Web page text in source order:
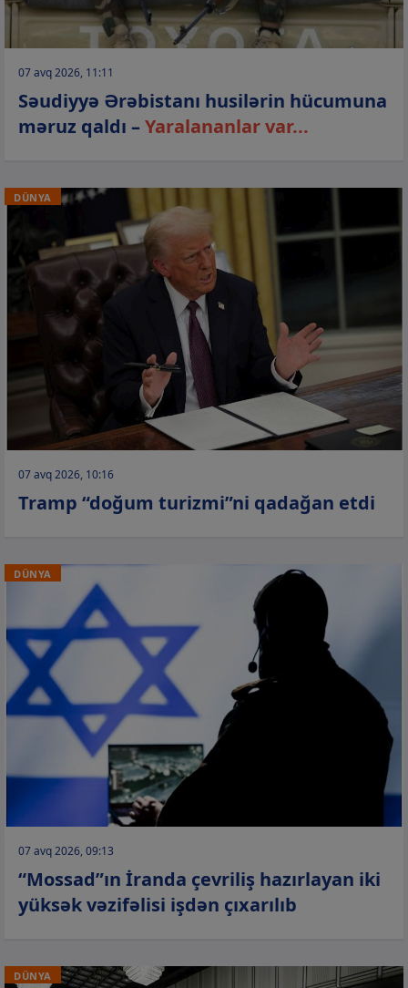
07 avq 2026, 11:11
Səudiyyə Ərəbistanı husilərin hücumuna
məruz qaldı –Yaralananlar var...
DÜNYA
07 avq 2026, 10:16
Tramp “doğum turizmi”ni qadağan etdi
DÜNYA
07 avq 2026, 09:13
“Mossad”ın İranda çevriliş hazırlayan iki
yüksək vəzifəlisi işdən çıxarılıb
DÜNYA